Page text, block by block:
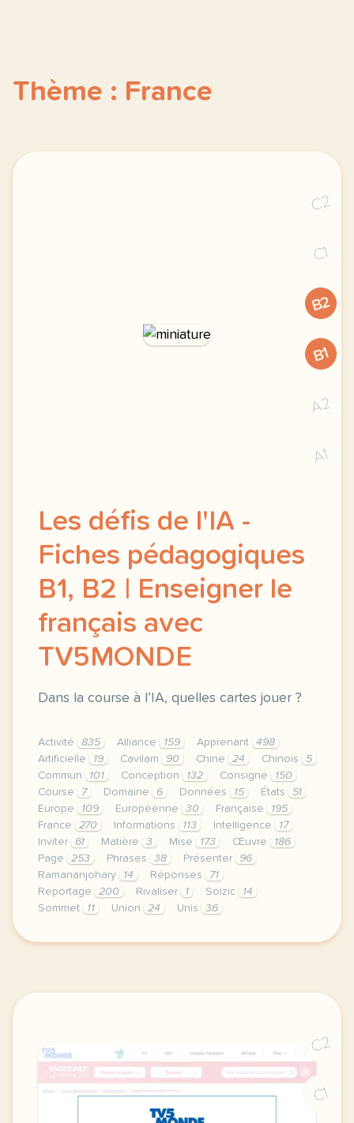
Thème : France
C2
C1
B2
B1
A2
A1
Les défis de l'IA -
Fiches pédagogiques
B1, B2 | Enseigner le
français avec
TV5MONDE
Dans la course à l’IA, quelles cartes jouer ?
Activité 835 Alliance 159 Apprenant
498
Artificielle
19 Cavilam 90 Chine 24 Chinois
5
Commun
101 Conception 132 Consigne
150
Course
7 Domaine 6 Données 15 États
51
Europe
109 Européenne 30 Française
195
France
270 Informations 113 Intelligence
17
Inviter
61 Matière 3 Mise 173 Œuvre
186
Page
253 Phrases 38 Présenter
96
Ramananjohary
14 Réponses
71
Reportage
200 Rivaliser 1 Soizic
14
Sommet
11 Union 24 Unis 36
le respect de votre vie privee est une priorite
C2
C1